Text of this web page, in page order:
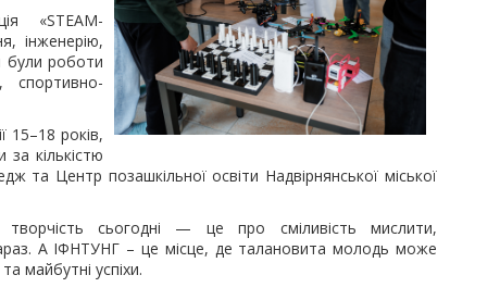
«STEAM-
інженерію,
були роботи
спортивно-
15–18 років,
кількістю
та Центр позашкільної освіти Надвірнянської міської
творчість сьогодні — це про сміливість мислити,
А ІФНТУНГ – це місце, де талановита молодь може
майбутні успіхи.